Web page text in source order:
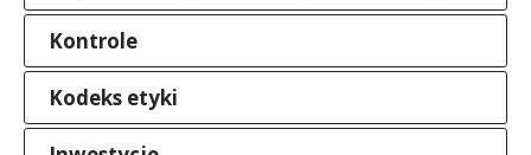
Kontrole
Kodeks etyki